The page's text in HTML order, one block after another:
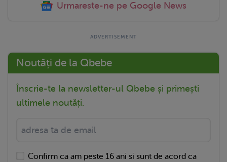
Urmareste-ne pe Google News
Noutăți de la Qbebe
Înscrie-te la newsletter-ul Qbebe și primești
ultimele noutăți.
Confirm ca am peste 16 ani si sunt de acord ca